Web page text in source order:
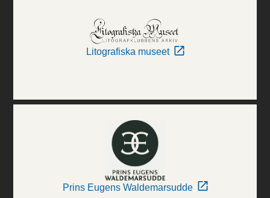
Litografiska museet
Prins Eugens Waldemarsudde